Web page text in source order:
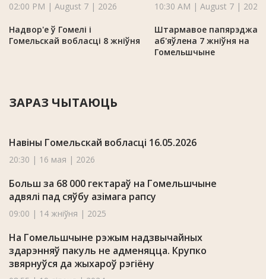
02:00 PM | August 7 | 2026
Надвор'е ў Гомелі і
Гомельскай вобласці 8 жніўня
10:30 AM | August 7 | 2026
Штармавое
аб'яўлена 7 жніўня на
Гомельшчыне
ЗАРАЗ ЧЫТАЮЦЬ
Навіны Гомельскай вобласці 16.05.2026
20:30 | 16 мая | 2026
Больш за 68 000 гектараў на Гомельшчыне
адвялі пад сяўбу азімага рапсу
09:00 | 14 жніўня | 2025
На Гомельшчыне рэжым надзвычайных
здарэнняў пакуль не адменяцца. Крупко
звярнуўся да жыхароў рэгіёну